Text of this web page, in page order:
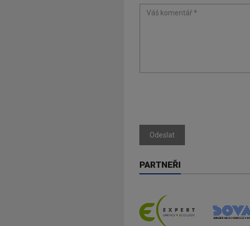
Odeslat
PARTNEŘI